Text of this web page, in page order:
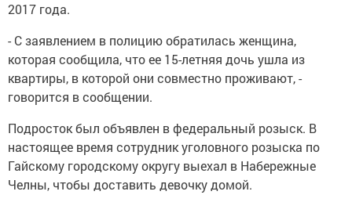
2017 года.
- С заявлением в полицию обратилась женщина,
которая сообщила, что ее 15-летняя дочь ушла из
квартиры, в которой они совместно проживают, -
говорится в сообщении.
Подросток был объявлен в федеральный розыск. В
настоящее время сотрудник уголовного розыска по
Гайскому городскому округу выехал в Набережные
Челны, чтобы доставить девочку домой.